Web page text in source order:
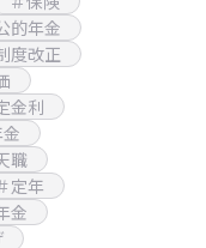
的年金
度改正
金利
職
定年
金